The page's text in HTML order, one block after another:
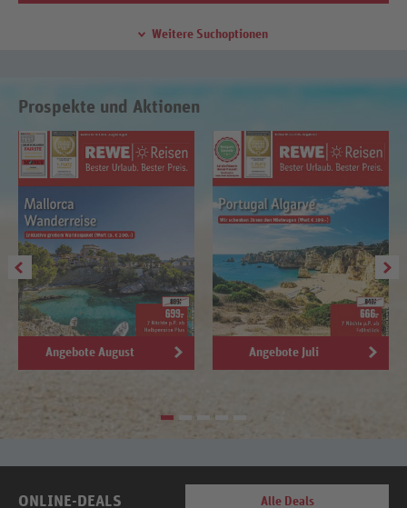
Weitere Suchoptionen
Prospekte und Aktionen
Angebote August Angebote Juli
ONLINE-DEALS Alle Deals